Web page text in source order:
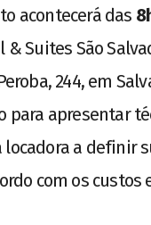
acontecerá das
Suites São
244, em
para apresentar
locadora a definir
com os custos